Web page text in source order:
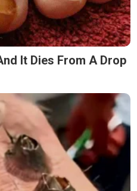
It Dies From A Drop